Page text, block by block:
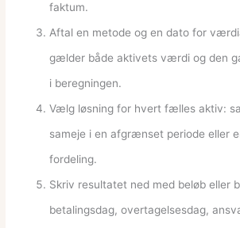
faktum.
Aftal en metode og en dato for
gælder både aktivets værdi og den
i beregningen.
Vælg løsning for hvert fælles aktiv:
sameje i en afgrænset periode eller
fordeling.
Skriv resultatet ned med beløb eller
betalingsdag, overtagelsesdag,